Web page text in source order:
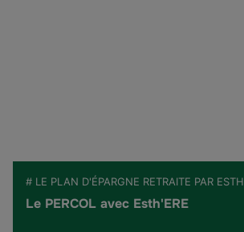
# LE PLAN D'ÉPARGNE RETRAITE PAR
Le PERCOL avec Esth'ERE